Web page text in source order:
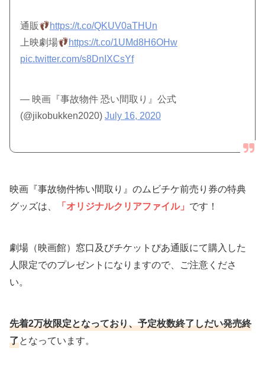
通販
https://t.co/QKUV0aTHUn
上映劇場
https://t.co/1UMd8H6OHw
pic.twitter.com/s8DnIXCsYf
— 映画『事故物件 恐い間取り』公式
(@jikobukken2020)July 16, 2020
映画『事故物件怖い間取り』のムビチケ前売り券の特典
グッズは、
「オリジナルクリアファイル」 です！
劇場（映画館）窓口及びチケットぴあ通販にて購入した
人限定でのプレゼントになりますので、ご注意くださ
い。
先着2万枚限定となっており、予定枚数終了しだい発売終
了となっています。